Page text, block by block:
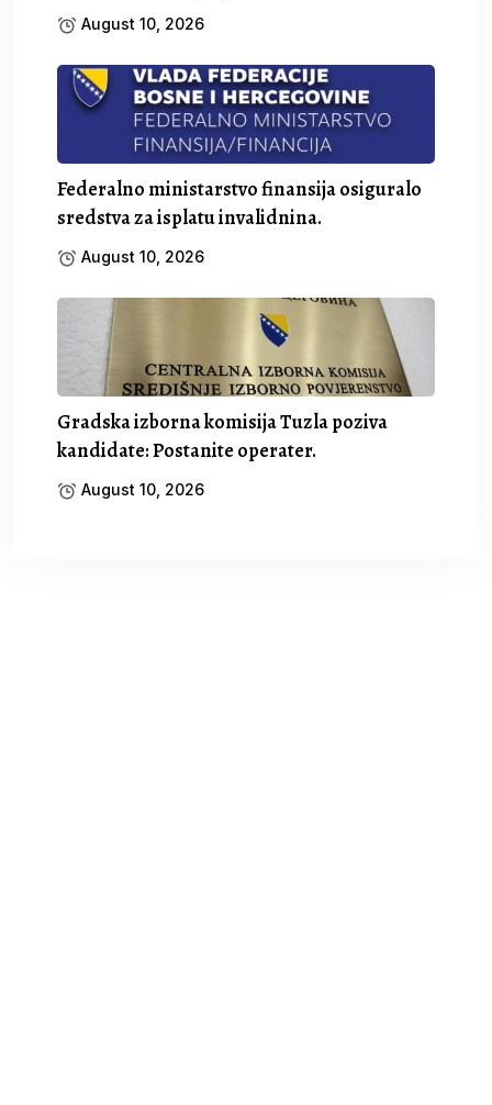
August 10, 2026
Federalno ministarstvo finansija osiguralo
sredstva za isplatu invalidnina.
August 10, 2026
Gradska izborna komisija Tuzla poziva
kandidate: Postanite operater.
August 10, 2026